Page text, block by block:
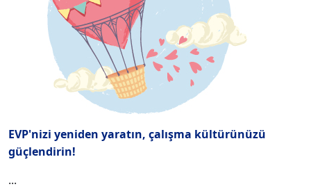
EVP'nizi yeniden yaratın, çalışma kültürünüzü
güçlendirin!
...